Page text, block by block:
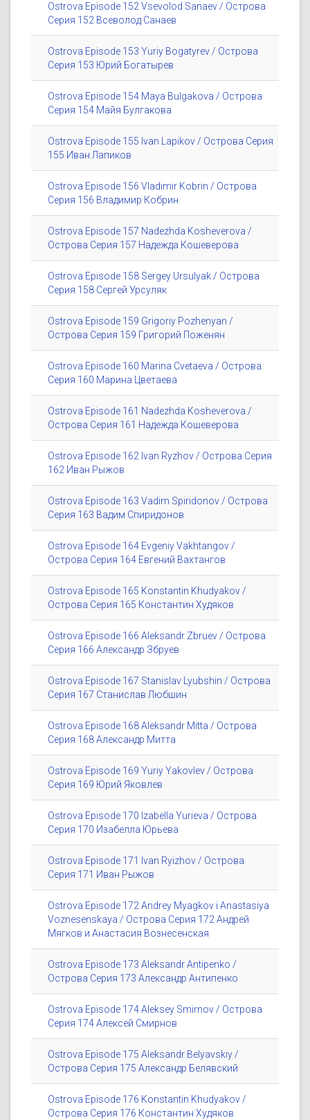
Ostrova Episode 152 Vsevolod Sanaev / Острова
Серия 152 Всеволод Санаев
Ostrova Episode 153 Yuriy Bogatyrev / Острова
Серия 153 Юрий Богатырев
Ostrova Episode 154 Maya Bulgakova / Острова
Серия 154 Майя Булгакова
Ostrova Episode 155 Ivan Lapikov / Острова Серия
155 Иван Лапиков
Ostrova Episode 156 Vladimir Kobrin / Острова
Серия 156 Владимир Кобрин
Ostrova Episode 157 Nadezhda Kosheverova /
Острова Серия 157 Надежда Кошеверова
Ostrova Episode 158 Sergey Ursulyak / Острова
Серия 158 Сергей Урсуляк
Ostrova Episode 159 Grigoriy Pozhenyan /
Острова Серия 159 Григорий Поженян
Ostrova Episode 160 Marina Cvetaeva / Острова
Серия 160 Марина Цветаева
Ostrova Episode 161 Nadezhda Kosheverova /
Острова Серия 161 Надежда Кошеверова
Ostrova Episode 162 Ivan Ryzhov / Острова Серия
162 Иван Рыжов
Ostrova Episode 163 Vadim Spiridonov / Острова
Серия 163 Вадим Спиридонов
Ostrova Episode 164 Evgeniy Vakhtangov /
Острова Серия 164 Евгений Вахтангов
Ostrova Episode 165 Konstantin Khudyakov /
Острова Серия 165 Константин Худяков
Ostrova Episode 166 Aleksandr Zbruev / Острова
Серия 166 Александр Збруев
Ostrova Episode 167 Stanislav Lyubshin / Острова
Серия 167 Станислав Любшин
Ostrova Episode 168 Aleksandr Mitta / Острова
Серия 168 Александр Митта
Ostrova Episode 169 Yuriy Yakovlev / Острова
Серия 169 Юрий Яковлев
Ostrova Episode 170 Izabella Yurieva / Острова
Серия 170 Изабелла Юрьева
Ostrova Episode 171 Ivan Ryizhov / Острова
Серия 171 Иван Рыжов
Ostrova Episode 172 Andrey Myagkov i Anastasiya
Voznesenskaya / Острова Серия 172 Андрей
Мягков и Анастасия Вознесенская
Ostrova Episode 173 Aleksandr Antipenko /
Острова Серия 173 Александр Антипенко
Ostrova Episode 174 Aleksey Smirnov / Острова
Серия 174 Алексей Смирнов
Ostrova Episode 175 Aleksandr Belyavskiy /
Острова Серия 175 Александр Белявский
Ostrova Episode 176 Konstantin Khudyakov /
Острова Серия 176 Константин Худяков